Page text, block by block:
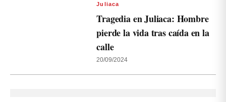
Juliaca
Tragedia en Juliaca: Hombre
pierde la vida tras caída en la
calle
20/09/2024